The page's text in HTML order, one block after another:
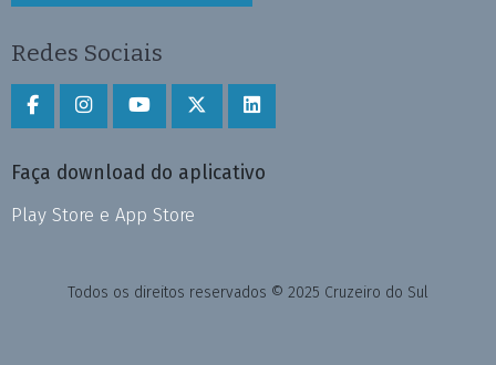
Redes Sociais
Faça download do aplicativo
Play Store e App Store
Todos os direitos reservados © 2025 Cruzeiro do Sul